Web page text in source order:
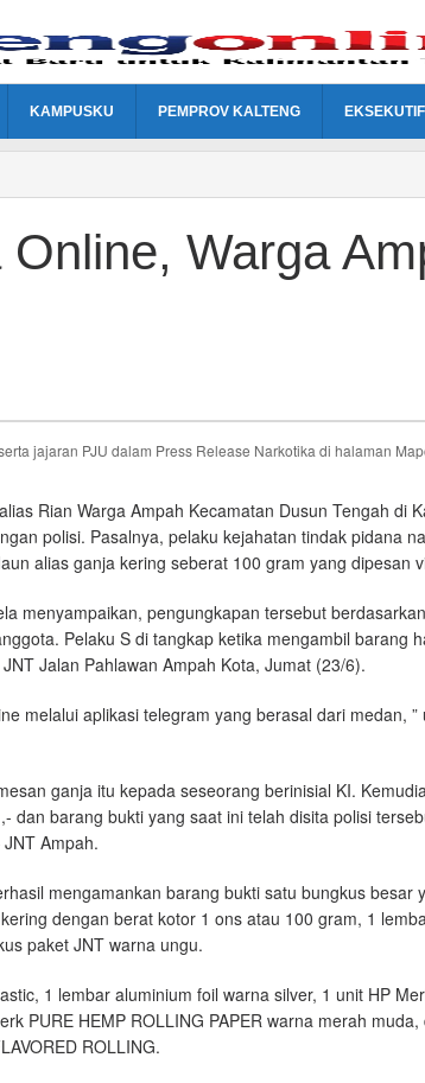
KAMPUSKU PEMPROV KALTENG EKSEKUTIF
Warga
jajaran PJU dalam Press Release Narkotika di halaman
Rian Warga Ampah Kecamatan Dusun Tengah di
polisi. Pasalnya, pelaku kejahatan tindak pidana
alias ganja kering seberat 100 gram yang dipesan
menyampaikan, pengungkapan tersebut
Pelaku S di tangkap ketika mengambil barang
Jalan Pahlawan Ampah Kota, Jumat (23/6).
melalui aplikasi telegram yang berasal dari medan,
ganja itu kepada seseorang berinisial KI.
dan barang bukti yang saat ini telah disita polisi
Ampah.
mengamankan barang bukti satu bungkus besar
dengan berat kotor 1 ons atau 100 gram, 1
paket JNT warna ungu.
1 lembar aluminium foil warna silver, 1 unit HP
PURE HEMP ROLLING PAPER warna merah
ROLLING.